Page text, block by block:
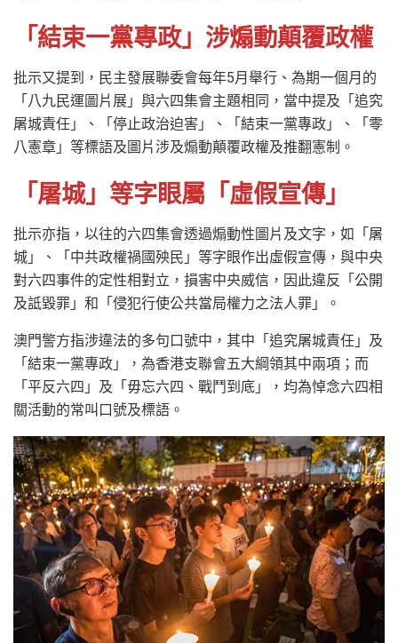
「結束一黨專政」涉煽動顛覆政權
批示又提到，民主發展聯委會每年5月舉行、為期一個月的
「八九民運圖片展」與六四集會主題相同，當中提及「追究
屠城責任」、「停止政治迫害」、「結束一黨專政」、「零
八憲章」等標語及圖片涉及煽動顛覆政權及推翻憲制。
「屠城」等字眼屬「虛假宣傳」
批示亦指，以往的六四集會透過煽動性圖片及文字，如「屠
城」、「中共政權禍國殃民」等字眼作出虛假宣傳，與中央
對六四事件的定性相對立，損害中央威信，因此違反「公開
及詆毀罪」和「侵犯行使公共當局權力之法人罪」。
澳門警方指涉違法的多句口號中，其中「追究屠城責任」及
「結束一黨專政」，為香港支聯會五大綱領其中兩項；而
「平反六四」及「毋忘六四、戰鬥到底」，均為悼念六四相
關活動的常叫口號及標語。